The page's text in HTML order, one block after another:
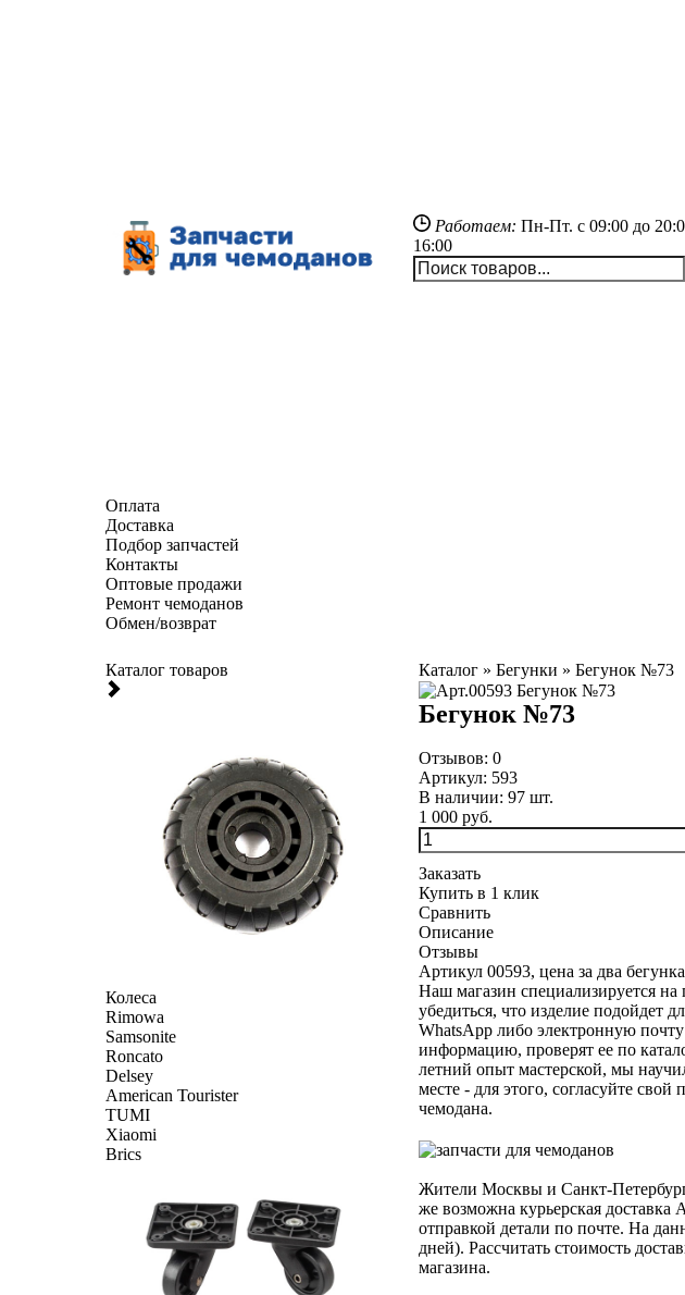
Работаем: Пн-Пт. с 09:00 до
16:00
Оплата
Доставка
Подбор запчастей
Контакты
Оптовые продажи
Ремонт чемоданов
Обмен/возврат
Каталог товаров
Колеса
Rimowa
Samsonite
Roncato
Delsey
American Tourister
TUMI
Xiaomi
Brics
Каталог» Бегунки » Бегунок №73
Бегунок №73
Отзывов: 0
Артикул: 593
В наличии: 97шт.
1 000 руб.
Заказать
Купить в 1 клик
Сравнить
Описание
Отзывы
Артикул 00593, цена за два
Наш магазин специализируется
убедиться, что изделие подойдет
WhatsApp либо электронную почту
информацию, проверят ее по
летний опыт мастерской, мы
месте - для этого, согласуйте
чемодана.
Жители Москвы и Санкт-
же возможна курьерская
отправкой детали по почте. На
дней). Рассчитать стоимость
магазина.